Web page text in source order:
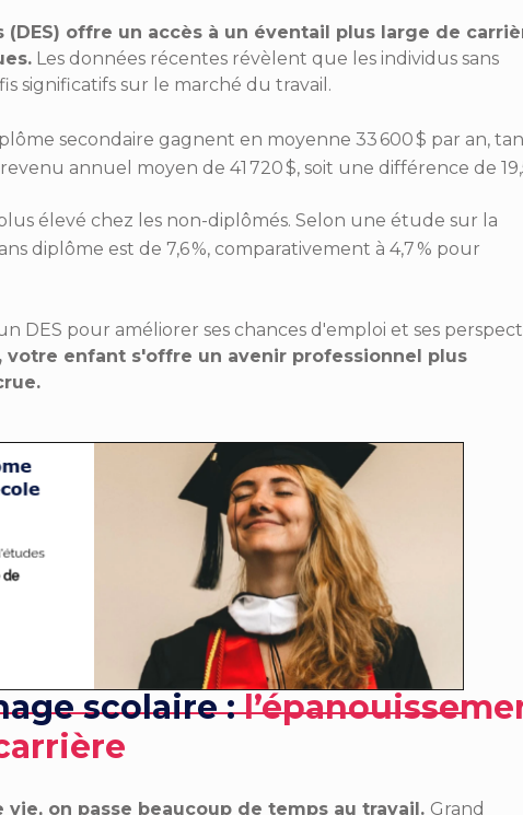
offre un accès à un éventail plus large de
Les données récentes révèlent que les individus sans
significatifs sur le marché du travail.
secondaire gagnent en moyenne 33 600 $ par an,
annuel moyen de 41 720 $, soit une différence de
élevé chez les non-diplômés. Selon une étude sur la
diplôme est de 7,6 %, comparativement à 4,7 % pour
DES pour améliorer ses chances d'emploi et ses
votre enfant s'offre un avenir professionnel plus
scolaire :l
on passe beaucoup de temps au travail. Grand